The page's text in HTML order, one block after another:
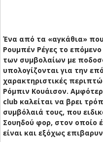
Ένα από τα «αγκάθια» που
Ρουμπέν Ρέγες το
των συμβολαίων με
υπολογίζονται για την
χαρακτηριστικές
Ρόμπιν Κουάισον.
club καλείται να βρει
συμβόλαιά τους, που
Σουηδού φορ, στον οποίο
είναι και εξόχως